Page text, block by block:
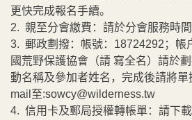
更快完成報名手續。
2. 親至分會繳費：請於分會服務時間
3. 郵政劃撥：帳號：18724292；帳
國荒野保護協會（請 寫全名）請於
動名稱及參加者姓名，完成後請將
mail至:sowcy@wilderness.tw
4. 信用卡及郵局授權轉帳單：請下